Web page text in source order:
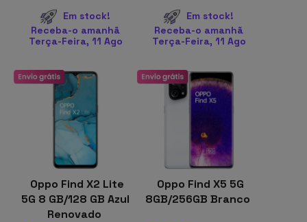
Em stock!
Receba-o amanhã
Terça-Feira, 11 Ago
Em stock!
Receba-o amanhã
Terça-Feira, 11 Ago
Oppo Find X2 Lite
5G 8 GB/128 GB Azul
Renovado
Oppo Find X5 5G
8GB/256GB Branco